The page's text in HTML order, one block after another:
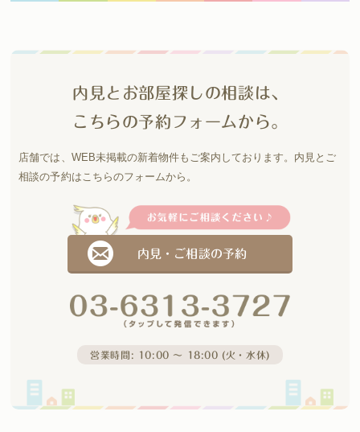
内見とお部屋探しの相談は、
こちらの予約フォームから。
店舗では、WEB未掲載の新着物件もご案内しております。 内見とご
相談の予約はこちらのフォームから。
内見・ご相談の予約
営業時間: 10:00 〜 18:00 (火・水休)